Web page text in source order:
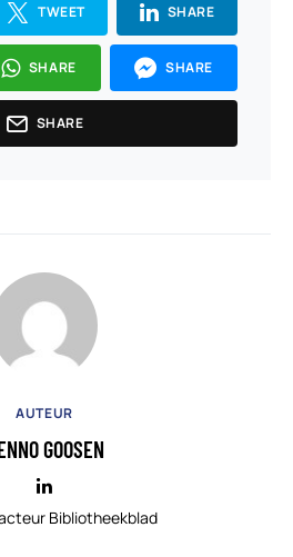
TWEET SHARE
SHARE SHARE
SHARE
AUTEUR
GOOSEN
Bibliotheekblad